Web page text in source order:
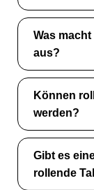
Was
aus?
Können
werden?
Gibt es
rollende